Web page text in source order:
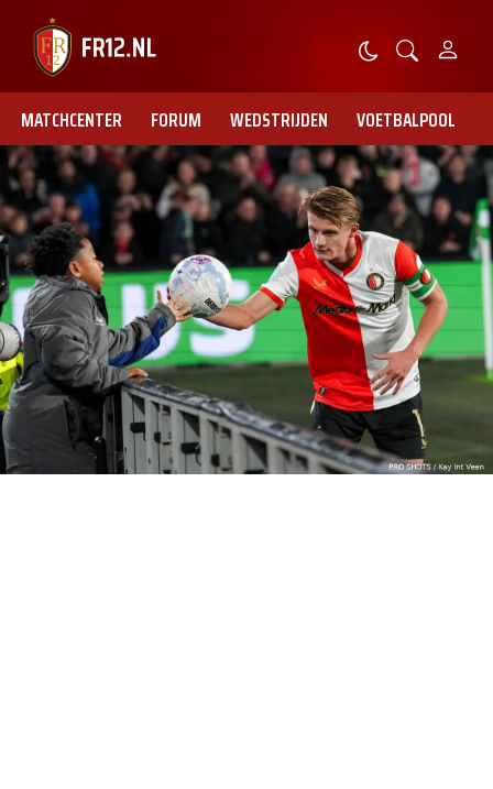
MATCHCENTER FORUM WEDSTRIJDEN VOETBALPOOL